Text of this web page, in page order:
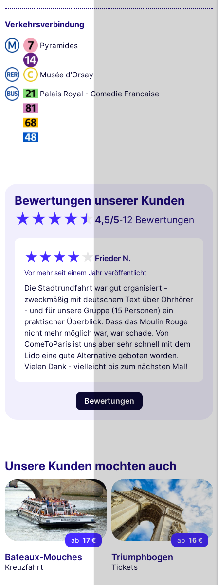
Verkehrsverbindung
Pyramides
Musée d'Orsay
Palais Royal - Comedie Francaise
Bewertungen unserer Kunden
4,5/5-12 Bewertungen
Frieder N.
Vor mehr seit einem Jahr veröffentlicht
Die Stadtrundfahrt war gut organisiert -
zweckmäßig mit deutschem Text über Ohrhörer
- und für unsere Gruppe (15 Personen) ein
praktischer Überblick. Dass das Moulin Rouge
nicht mehr möglich war, war schade. Von
ComeToParis ist uns aber sehr schnell mit dem
Lido eine gute Alternative geboten worden.
Vielen Dank - vielleicht bis zum nächsten Mal!
Bewertungen
Unsere Kunden mochten auch
ab 17 €
Bateaux-Mouches
Kreuzfahrt
ab 16 €
Triumphbogen
Tickets